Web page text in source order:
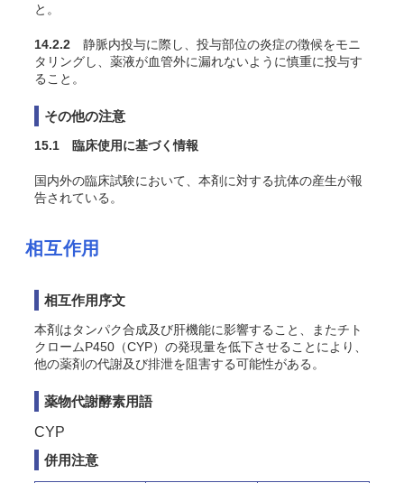
と。
14.2.2 静脈内投与に際し、投与部位の炎症の徴候をモニ
タリングし、薬液が血管外に漏れないように慎重に投与す
ること。
その他の注意
15.1 臨床使用に基づく情報
国内外の臨床試験において、本剤に対する抗体の産生が報
告されている。
相互作用
相互作用序文
本剤はタンパク合成及び肝機能に影響すること、またチト
クロームP450（CYP）の発現量を低下させることにより、
他の薬剤の代謝及び排泄を阻害する可能性がある。
薬物代謝酵素用語
CYP
併用注意